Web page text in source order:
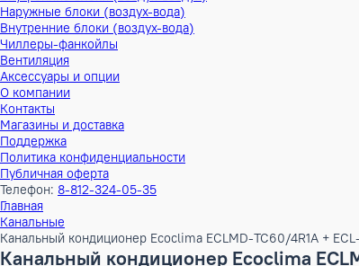
Тепловые насосы
Наружные блоки (воздух-воздух)
Внутренние блоки (воздух-воздух)
Наружные блоки (воздух-вода)
Внутренние блоки (воздух-вода)
Чиллеры-фанкойлы
Вентиляция
Аксессуары и опции
О компании
Контакты
Магазины и доставка
Поддержка
Политика конфиденциальности
Публичная оферта
Телефон:8-812-324-05-35